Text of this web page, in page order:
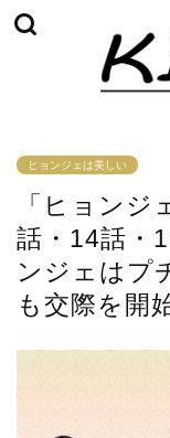
ヒョンジェは美しい
「ヒョンジ
話・14話・
ンジェはプ
も交際を開